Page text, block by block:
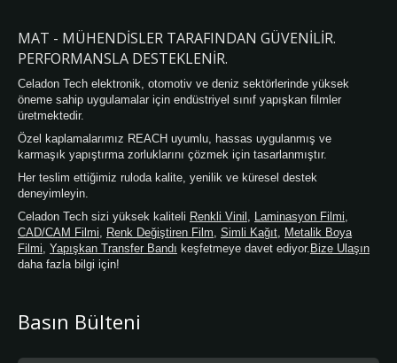
rulo tamamen laminasyon yapmak zorunda
olmadığı, istediği herhangi bir yerde
duraklayabileceği ve herhangi bir duraklama
çizgisi bırakmadığı bir duraklama şeridi
tasarımı sunar. Ayrıca, yapıştırıcı
formülümüzü düşük sıcaklık ortamına karşı
güncelledik, böylece kullanıcı genel sıcaklık
koşullarında olduğu gibi aynı yapışma
tercihini yaşayabilir. Celadon Laminat filmi
güvenilir performansa sahiptir, bu ürünler
özellikle araçların kısmi veya tamamen
kaplanması ve oluklu yüzeyler için uygundur.
MAT - MÜHENDISLER TARAFINDAN GÜVENILIR.
PERFORMANSLA DESTEKLENIR.
Celadon Tech elektronik, otomotiv ve deniz sektörlerinde yüksek
öneme sahip uygulamalar için endüstriyel sınıf yapışkan filmler
üretmektedir.
Özel kaplamalarımız REACH uyumlu, hassas uygulanmış ve
karmaşık yapıştırma zorluklarını çözmek için tasarlanmıştır.
Her teslim ettiğimiz ruloda kalite, yenilik ve küresel destek
deneyimleyin.
Celadon Tech sizi yüksek kaliteli Renkli Vinil Laminasyon Filmi
CAD/CAM Filmi
Renk Değiştiren Film Simli Kağıt
Metalik Boya
Filmi Yapışkan Transfer Bandı keşfetmeye davet ediyor. Bize Ulaşın
daha fazla bilgi için!
Basın Bülteni